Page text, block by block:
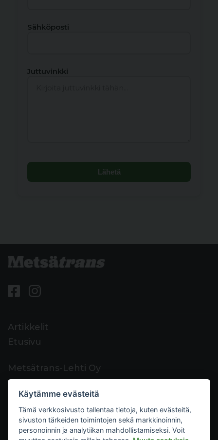
Sähköposti
Juttuvinkki
Lähetä
Artikkelit
Etusivu
Metsätrans-Lehti Oy
Asiakaspalvelu
Yhteystiedot
Palaute
Mediakortti
Käytämme evästeitä
Tämä verkkosivusto tallentaa tietoja, kuten evästeitä,
sivuston tärkeiden toimintojen sekä markkinoinnin,
personoinnin ja analytiikan mahdollistamiseksi. Voit